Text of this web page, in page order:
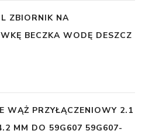
ZBIORNIK NA
BECZKA WODĘ DESZCZ
WĄŻ PRZYŁĄCZENIOWY 2.1
MM DO 59G607 59G607-